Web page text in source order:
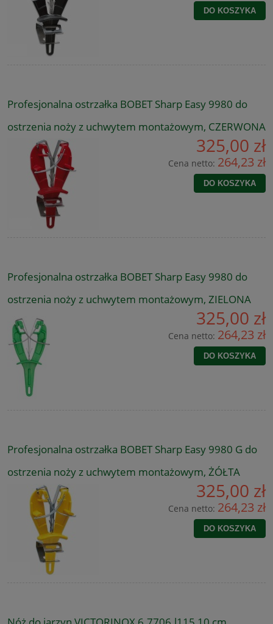
DO KOSZYKA
Profesjonalna ostrzałka BOBET Sharp Easy 9980 do
ostrzenia noży z uchwytem montażowym, CZERWONA
325,00 zł
Cena netto: 264,23 zł
DO KOSZYKA
Profesjonalna ostrzałka BOBET Sharp Easy 9980 do
ostrzenia noży z uchwytem montażowym, ZIELONA
325,00 zł
Cena netto: 264,23 zł
DO KOSZYKA
Profesjonalna ostrzałka BOBET Sharp Easy 9980 G do
ostrzenia noży z uchwytem montażowym, ŻÓŁTA
325,00 zł
Cena netto: 264,23 zł
DO KOSZYKA